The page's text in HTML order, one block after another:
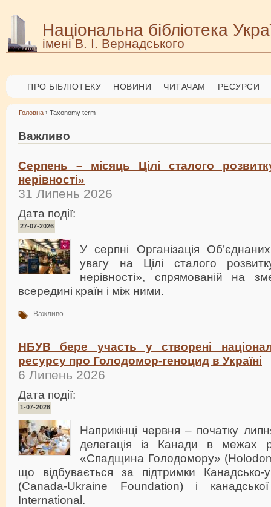
Національна бібліотека
імені В. І. Вернадського
ПРО БІБЛІОТЕКУ НОВИНИ ЧИТАЧАМ РЕСУРСИ
Головна › Taxonomy term
Важливо
Серпень – місяць Цілі сталого
нерівності»
31 Липень 2026
Дата події:
27-07-2026
У серпні Організація
увагу на Цілі сталого
нерівності», спрямованій на
всередині країн і між ними.
Важливо
НБУВ бере участь у створені
ресурсу про Голодомор-геноцид в Україні
6 Липень 2026
Дата події:
1-07-2026
Наприкінці червня – початку
делегація із Канади в межах
«Спадщина Голодомору»
що відбувається за підтримки Канадсько-
(Canada-Ukraine Foundation) і
International.